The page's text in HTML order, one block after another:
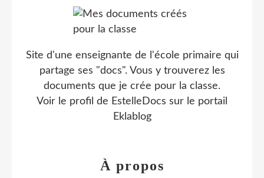
Site d'une enseignante de l'école primaire qui
partage ses "docs". Vous y trouverez les
documents que je crée pour la classe.
Voir le profil de EstelleDocs sur le portail
Eklablog
À propos